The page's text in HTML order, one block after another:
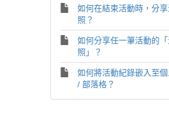
如何在結束活動時，分
照？
如何分享任一筆活動的
照」？
如何將活動紀錄嵌入至
/ 部落格？